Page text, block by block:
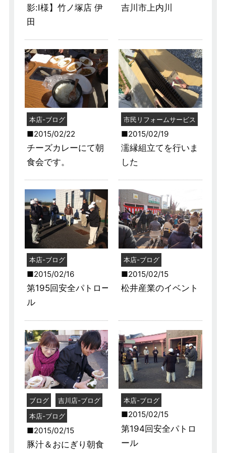
影:I様】竹ノ塚店 伊
田
吉川市上内川
本店-ブログ
2015/02/22
チーズカレーにて朝
食会です。
市民リフォームサービス
2015/02/19
濡縁組立てを行いま
した
本店-ブログ
2015/02/16
第195回安全パトロー
ル
本店-ブログ
2015/02/15
松井産業のイベント
ブログ
吉川店-ブログ
本店-ブログ
2015/02/15
豚汁＆おにぎり朝食
本店-ブログ
2015/02/15
第194回安全パトロ
ール